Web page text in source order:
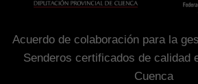
Acuerdo de colaboración para la
Senderos certificados de calidad
Cuenca